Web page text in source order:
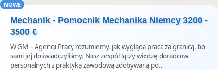
NOWE
Mechanik - Pomocnik Mechanika Niemcy 3200 -
3500 €
W GM – Agencji Pracy rozumiemy, jak wygląda praca za granicą, bo
sami jej doświadczyliśmy. Nasz zespół łączy wiedzę doradców
personalnych z praktyką zawodową zdobywaną po…